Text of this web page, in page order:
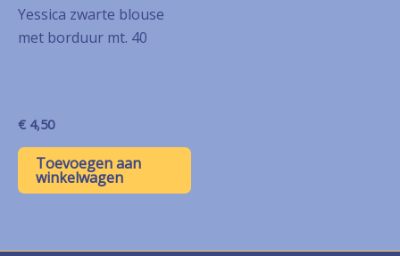
Yessica zwarte blouse
met borduur mt. 40
€ 4,50
Toevoegen aan
winkelwagen